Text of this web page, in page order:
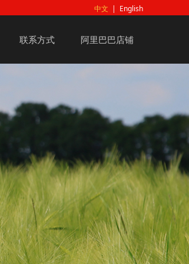
中文 | English
联系方式 阿里巴巴店铺